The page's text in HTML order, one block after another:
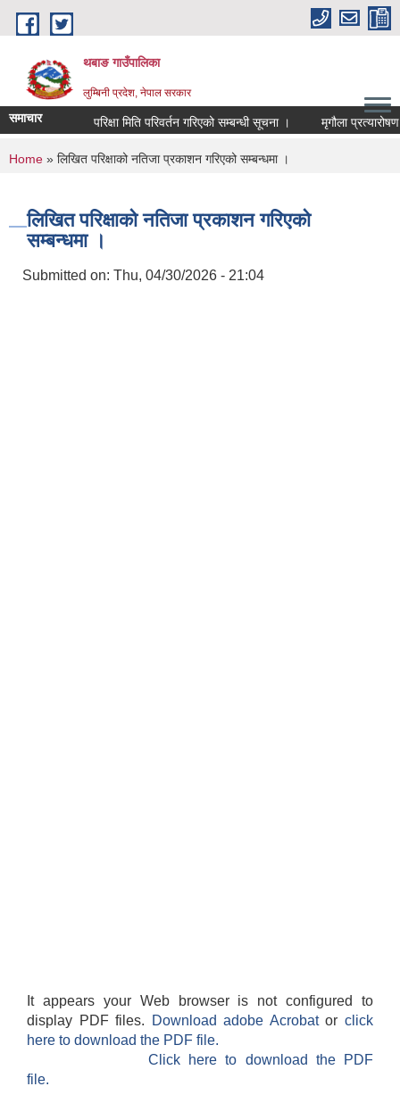
Skip to main content
थबाङ गाउँपालिका
लुम्बिनी प्रदेश, नेपाल सरकार
समाचार परिक्षा मिति परिवर्तन गरिएको सम्बन्धी सूचना । मृगौला प्रत्यारोषण
You are here
Home » लिखित परिक्षाको नतिजा प्रकाशन गरिएको सम्बन्धमा ।
लिखित परिक्षाको नतिजा प्रकाशन गरिएको
सम्बन्धमा ।
Submitted on: Thu, 04/30/2026 - 21:04
It appears your Web browser is not configured to
display PDF files.
Download adobe Acrobatorclick
here to download the PDF file.
Click here to download the PDF
file.